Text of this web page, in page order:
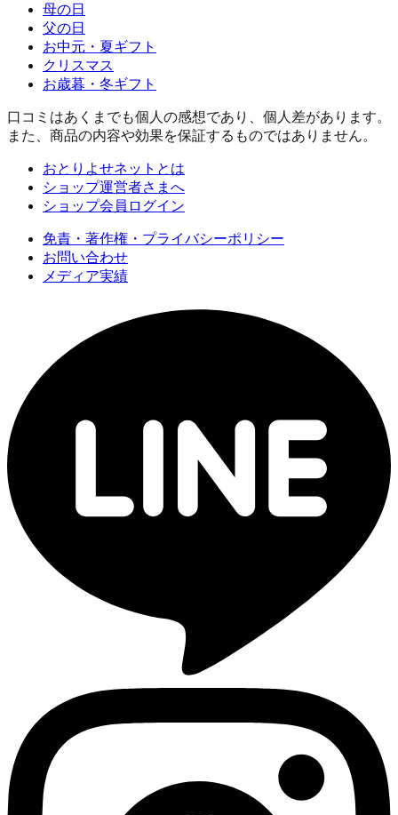
母の日
父の日
お中元・夏ギフト
クリスマス
お歳暮・冬ギフト
口コミはあくまでも個人の感想であり、個人差があります。
また、商品の内容や効果を保証するものではありません。
おとりよせネットとは
ショップ運営者さまへ
ショップ会員ログイン
免責・著作権・プライバシーポリシー
お問い合わせ
メディア実績